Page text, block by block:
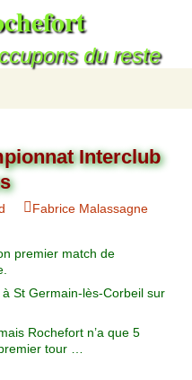
du reste
Interclub
Fabrice Malassagne
premier match de
St Germain-lès-Corbeil sur
Rochefort n’a que 5
tour …